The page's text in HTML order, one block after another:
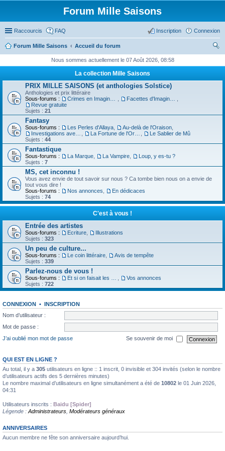
Forum Mille Saisons
Raccourcis FAQ Connexion
Inscription
Forum Mille Saisons
Accueil du forum
ch
Nous sommes actuellement le 07 Août 2026, 08:58
La collection Mille Saisons
PRIX MILLE SAISONS (et anthologies Solstice)
Anthologies et prix littéraire
Sous-forums :
Revue gratuite
Sujets : 21
Fantasy
Sous-forums : Les Perles d'Allaya Au-delà de l'Oraison
Le Sablier de Mû
Sujets : 44
Fantastique
Sous-forums : La Marque La Vampire
Loup, y es-tu ?
Sujets : 7
MS, cet inconnu !
Vous avez envie de tout savoir sur nous ? Ca tombe bien nous on a envie de
tout vous dire !
Sous-forums :
Nos annonces
En dédicaces
Sujets : 74
C'est à vous !
Entrée des artistes
Sous-forums : Ecriture
Illustrations
Sujets : 323
Un peu de culture...
Sous-forums : Le coin littéraire
Avis de tempête
Sujets : 339
Parlez-nous de vous !
Sous-forums :
Vos annonces
Sujets : 722
CONNEXION • INSCRIPTION
Nom d’utilisateur :
Mot de passe :
J’ai oublié mon mot de passe
Se souvenir de moi
QUI EST EN LIGNE ?
Au total, il y a 305 utilisateurs en ligne :: 1 inscrit, 0 invisible et 304 invités (selon le nombre
d’utilisateurs actifs des 5 dernières minutes)
Le nombre maximal d’utilisateurs en ligne simultanément a été de 10802 le 01 Juin 2026,
04:31
Utilisateurs inscrits : Baidu [Spider]
Légende : Administrateurs Modérateurs généraux
ANNIVERSAIRES
Aucun membre ne fête son anniversaire aujourd’hui.